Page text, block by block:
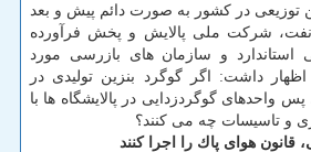
توزیعی در كشور به صورت دائم پیش و بعد
شركت ملی پالایش و پخش فرآورده
استاندارد و سازمان های بازرسی مورد
داشت: اگر گوگرد بنزین تولیدی در
واحدهای گوگردزدایی در پالایشگاه ها با
و تاسیسات چه می كنند؟
قانون هوای پاك را اجرا كنند